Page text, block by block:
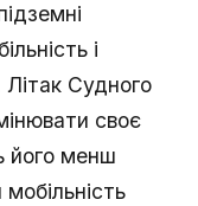
і
Літак Судного
своє
його менш